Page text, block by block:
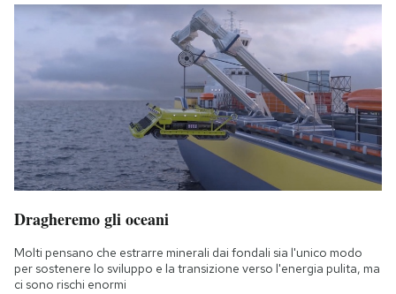
Dragheremo gli oceani
Molti pensano che estrarre minerali dai fondali sia l'unico modo
per sostenere lo sviluppo e la transizione verso l'energia pulita, ma
ci sono rischi enormi